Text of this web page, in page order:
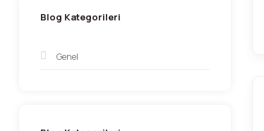
Blog Kategorileri
Genel